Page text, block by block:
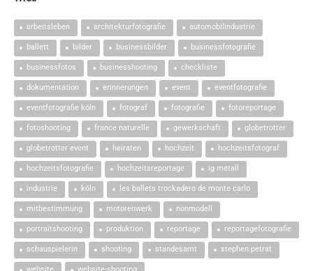
arbeitsleben architekturfotografie automobilindustrie
ballett bilder businessbilder businessfotografie
businessfotos businesshooting checkliste
dokumentation erinnerungen event eventfotografie
eventfotografie köln fotograf fotografie fotoreportage
fotoshooting france naturelle gewerkschaft globetrotter
globetrotter event heiraten hochzeit hochzeitsfotograf
hochzeitsfotografie hochzeitsreportage ig metall
industrie köln les ballets trockadero de monte carlo
mitbestimmung motorenwerk nonmodell
portraitshooting produktion reportage reportagefotografie
schauspielerin shooting standesamt stephen petrat